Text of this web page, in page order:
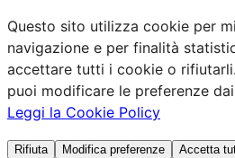
Questo sito utilizza cookie per
navigazione e per finalità
accettare tutti i cookie o
puoi modificare le preferenze
Leggi la Cookie Policy
Rifiuta Modifica preferenze Accetta